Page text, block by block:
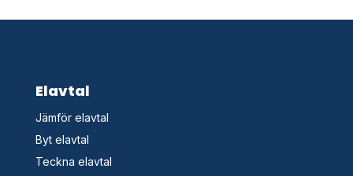
Elavtal
Jämför elavtal
Byt elavtal
Teckna elavtal